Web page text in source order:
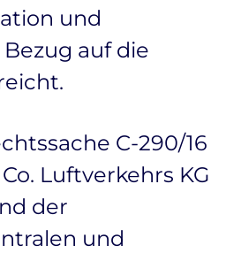
und
auf die
C-290/16
Luftverkehrs KG
der
und